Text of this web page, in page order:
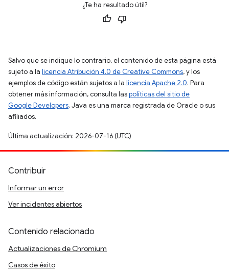
¿Te ha resultado útil?
Salvo que se indique lo contrario, el contenido de esta página está
sujeto a la licencia Atribución 4.0 de Creative Commons, y los
ejemplos de código están sujetos a la licencia Apache 2.0. Para
obtener más información, consulta laspolíticas del sitio de
Google Developers. Java es una marca registrada de Oracle o sus
afiliados.
Última actualización: 2026-07-16 (UTC)
Contribuir
Informar un error
Ver incidentes abiertos
Contenido relacionado
Actualizaciones de Chromium
Casos de éxito